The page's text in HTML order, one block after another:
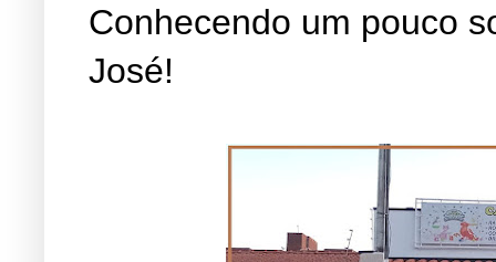
Conhecendo um pouco
José!